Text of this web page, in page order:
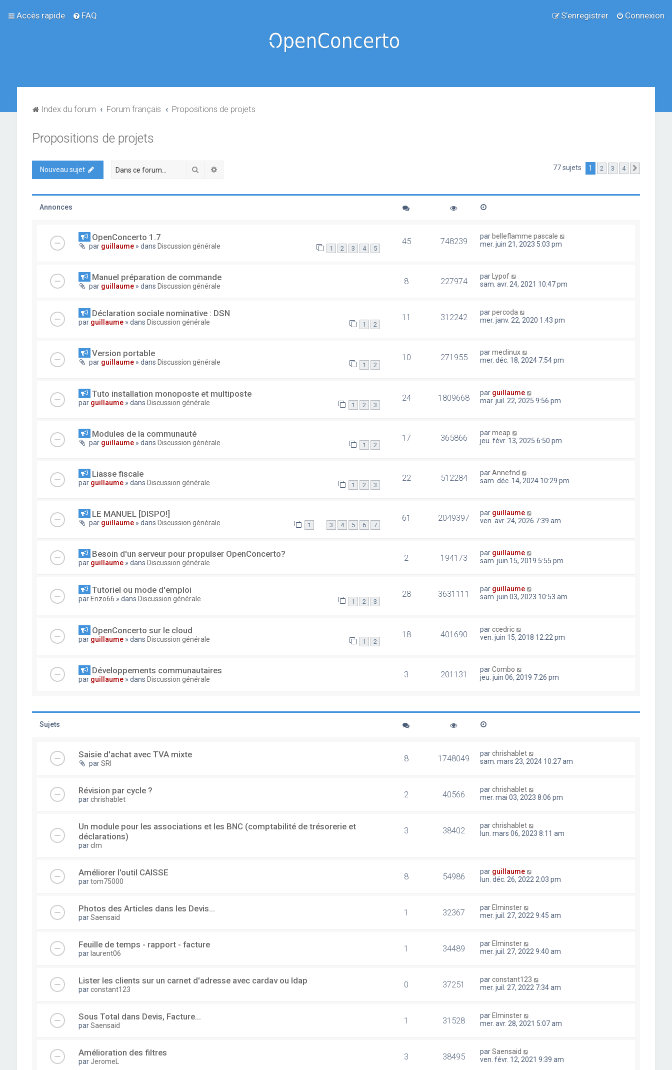
Accès rapide FAQ Connexion
S’enregistrer
Index du forum Forum français Propositions de projets
Propositions de projets
Nouveau sujet Rechercher 77 sujets 1 2 3 4
Annonces
OpenConcerto 1.7
par guillaume » dans Discussion générale 1 2 3 4 5
45 748239 par belleflamme pascale
mer. juin 21, 2023 5:03 pm
Manuel préparation de commande
par guillaume » dans Discussion générale 8 227974 par Lypof
sam. avr. 24, 2021 10:47 pm
Déclaration sociale nominative : DSN
par guillaume » dans Discussion générale 1 2
11 312242 parpercoda
mer. janv. 22, 2020 1:43 pm
Version portable
par guillaume » dans Discussion générale 1 2
10 271955 parmeclinux
mer. déc. 18, 2024 7:54 pm
Tuto installation monoposte et multiposte
par guillaume » dans Discussion générale 1 2 3
24 1809668 par guillaume
mar. juil. 22, 2025 9:56 pm
Modules de la communauté
par guillaume » dans Discussion générale 1 2
17 365866 parmeap
jeu. févr. 13, 2025 6:50 pm
Liasse fiscale
par guillaume » dans Discussion générale 1 2 3
22 512284 parAnnefnd
sam. déc. 14, 2024 10:29 pm
LE MANUEL [DISPO!]
par guillaume » dans Discussion générale 1 … 3 4 5 6 7
61 2049397 par guillaume
ven. avr. 24, 2026 7:39 am
Besoin d'un serveur pour propulser OpenConcerto?
par guillaume » dans Discussion générale 2 194173 par guillaume
sam. juin 15, 2019 5:55 pm
Tutoriel ou mode d'emploi
par Enzo66 » dans Discussion générale 1 2 3
28 3631111 par guillaume
sam. juin 03, 2023 10:53 am
OpenConcerto sur le cloud
par guillaume » dans Discussion générale 1 2
18 401690 parccedric
ven. juin 15, 2018 12:22 pm
Développements communautaires
par guillaume » dans Discussion générale 3 201131 parCombo
jeu. juin 06, 2019 7:26 pm
Sujets
Saisie d'achat avec TVA mixte
parSRI 8 1748049 parchrishablet
sam. mars 23, 2024 10:27 am
Révision par cycle ?
parchrishablet 2 40566 parchrishablet
mer. mai 03, 2023 8:06 pm
Un module pour les associations et les BNC (comptabilité de trésorerie et
déclarations)
parclm
3 38402 parchrishablet
lun. mars 06, 2023 8:11 am
Améliorer l'outil CAISSE
partom75000 8 54986 par guillaume
lun. déc. 26, 2022 2:03 pm
Photos des Articles dans les Devis...
parSaensaid 1 32367 par Elminster
mer. juil. 27, 2022 9:45 am
Feuille de temps - rapport - facture
par laurent06 1 34489 par Elminster
mer. juil. 27, 2022 9:40 am
Lister les clients sur un carnet d'adresse avec cardav ou ldap
parconstant123 0 37251 parconstant123
mer. juil. 27, 2022 7:34 am
Sous Total dans Devis, Facture...
parSaensaid 1 31528 par Elminster
mer. avr. 28, 2021 5:07 am
Amélioration des filtres
par JeromeL 3 38495 parSaensaid
ven. févr. 12, 2021 9:39 am